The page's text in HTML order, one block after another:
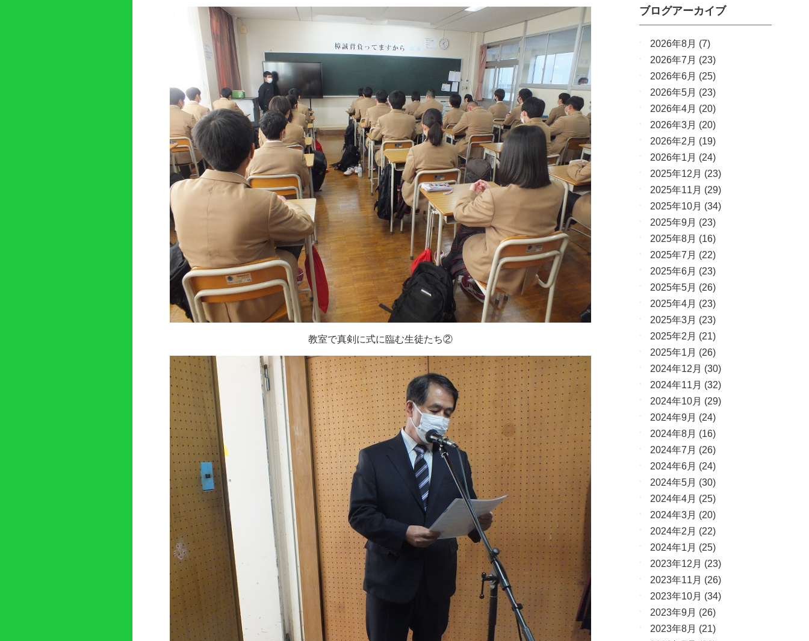
教室で真剣に式に臨む生徒たち②
ブログアーカイブ
2026年8月 (7)
2026年7月 (23)
2026年6月 (25)
2026年5月 (23)
2026年4月 (20)
2026年3月 (20)
2026年2月 (19)
2026年1月 (24)
2025年12月 (23)
2025年11月 (29)
2025年10月 (34)
2025年9月 (23)
2025年8月 (16)
2025年7月 (22)
2025年6月 (23)
2025年5月 (26)
2025年4月 (23)
2025年3月 (23)
2025年2月 (21)
2025年1月 (26)
2024年12月 (30)
2024年11月 (32)
2024年10月 (29)
2024年9月 (24)
2024年8月 (16)
2024年7月 (26)
2024年6月 (24)
2024年5月 (30)
2024年4月 (25)
2024年3月 (20)
2024年2月 (22)
2024年1月 (25)
2023年12月 (23)
2023年11月 (26)
2023年10月 (34)
2023年9月 (26)
2023年8月 (21)